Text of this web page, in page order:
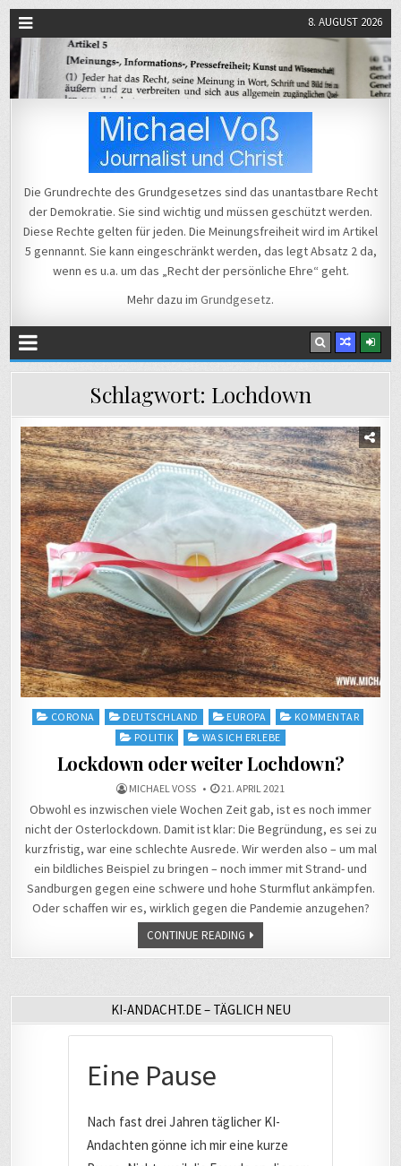
8. AUGUST 2026
Michael Voß
Die Grundrechte des Grundgesetzes sind das unantastbare Recht
der Demokratie. Sie sind wichtig und müssen geschützt werden.
Diese Rechte gelten für jeden. Die Meinungsfreiheit wird im Artikel
5 gennannt. Sie kann eingeschränkt werden, das legt Absatz 2 da,
wenn es u.a. um das „Recht der persönliche Ehre“ geht.
Mehr dazu im Grundgesetz.
Schlagwort: Lochdown
PostedCORONA DEUTSCHLAND EUROPA
KOMMENTAR
POLITIK
WAS ICH ERLEBE
Lockdown oder weiter Lochdown?
MICHAEL VOSS 21. APRIL 2021
Obwohl es inzwischen viele Wochen Zeit gab, ist es noch immer
nicht der Osterlockdown. Damit ist klar: Die Begründung, es sei zu
kurzfristig, war eine schlechte Ausrede. Wir werden also – um mal
ein bildliches Beispiel zu bringen – noch immer mit Strand- und
Sandburgen gegen eine schwere und hohe Sturmflut ankämpfen.
Oder schaffen wir es, wirklich gegen die Pandemie anzugehen?
CONTINUE READING
KI-ANDACHT.DE – TÄGLICH NEU